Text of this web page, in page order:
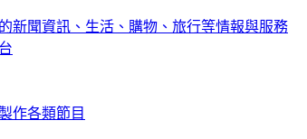
新聞資訊、生活、購物、旅行等情報與服務
作各類節目